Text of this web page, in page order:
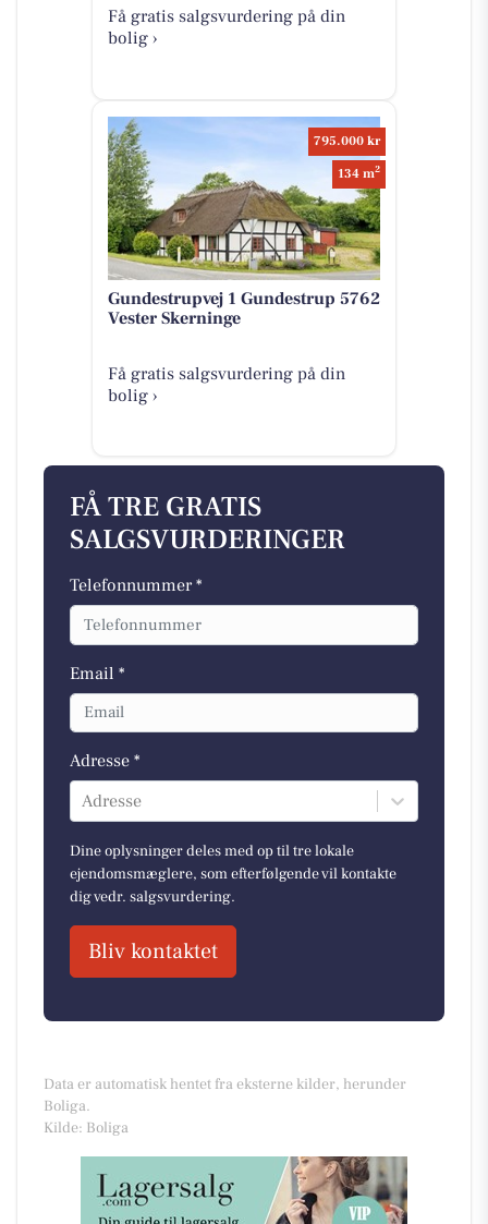
Få gratis salgsvurdering på din
bolig ›
795.000 kr
134 m2
Gundestrupvej 1 Gundestrup 5762
Vester Skerninge
Få gratis salgsvurdering på din
bolig ›
FÅ TRE GRATIS
SALGSVURDERINGER
Telefonnummer *
Email *
Adresse *
Adresse
Dine oplysninger deles med op til tre lokale
ejendomsmæglere, som efterfølgende vil kontakte
dig vedr. salgsvurdering.
Bliv kontaktet
Data er automatisk hentet fra eksterne kilder, herunder
Boliga.
Kilde: Boliga